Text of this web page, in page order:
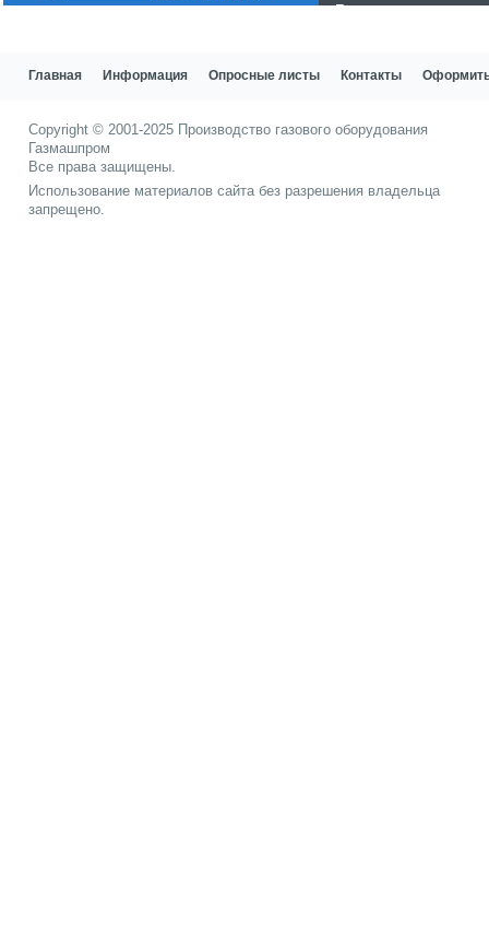
Показать все теги
Главная Информация Опросные листы Контакты Оформить
Copyright © 2001-2025 Производство газового оборудования
Газмашпром
Все права защищены.
Использование материалов сайта без разрешения владельца
запрещено.